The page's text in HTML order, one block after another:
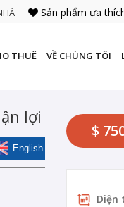
Sản phẩm ưa
THUÊ VỀ CHÚNG TÔI
lợi
English
$
Diện